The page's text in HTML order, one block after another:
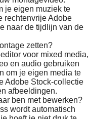
je eigen muziek te
rechtenvrije Adobe
naar de tijdlijn van de
zetten?
voor mixed media,
en audio gebruiken
om je eigen media te
Adobe Stock-collectie
afbeeldingen.
ben met bewerken?
wordt automatisch